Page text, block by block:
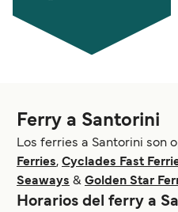
Ferry a Santorini
Los ferries a Santorini son
Ferries, Cyclades Fast
Seaways & Golden Star
Horarios del ferry a